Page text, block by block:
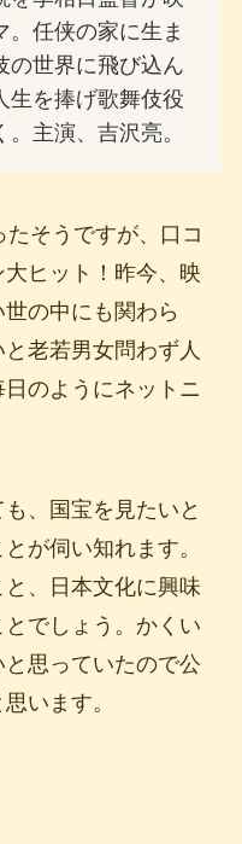
。任侠の家に生ま
の世界に飛び込ん
生を捧げ歌舞伎役
主演、吉沢亮。
そうですが、口コ
ヒット！昨今、映
の中にも関わら
老若男女問わず人
のようにネットニ
、国宝を見たいと
が伺い知れます。
、日本文化に興味
でしょう。かくい
思っていたので公
います。